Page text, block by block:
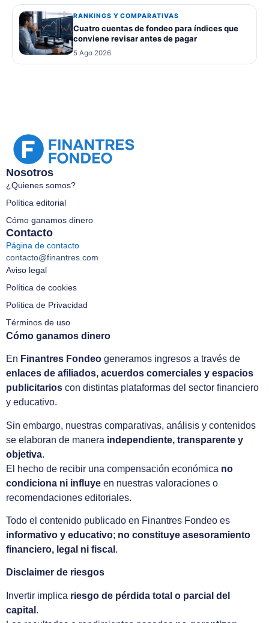
RANKINGS Y COMPARATIVAS
Cuatro cuentas de fondeo para índices que
conviene revisar antes de pagar
5 Ago 2026
Nosotros
¿Quienes somos?
Política editorial
Cómo ganamos dinero
Contacto
Página de contacto
contacto@finantres.com
Aviso legal
Política de cookies
Política de Privacidad
Términos de uso
Cómo ganamos dinero
En Finantres Fondeo generamos ingresos a través de
enlaces de afiliados, acuerdos comerciales y espacios
publicitarios con distintas plataformas del sector financiero
y educativo.
Sin embargo, nuestras comparativas, análisis y contenidos
se elaboran de manera independiente, transparente y
objetiva.
El hecho de recibir una compensación económica no
condiciona ni influye en nuestras valoraciones o
recomendaciones editoriales.
Todo el contenido publicado en Finantres Fondeo es
informativo y educativo; no constituye asesoramiento
financiero, legal ni fiscal .
Disclaimer de riesgos
Invertir implica riesgo de pérdida total o parcial del
capital .